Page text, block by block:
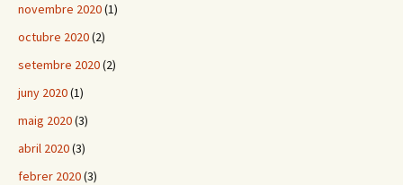
novembre 2020(1)
octubre 2020(2)
setembre 2020(2)
juny 2020(1)
maig 2020(3)
abril 2020(3)
febrer 2020(3)